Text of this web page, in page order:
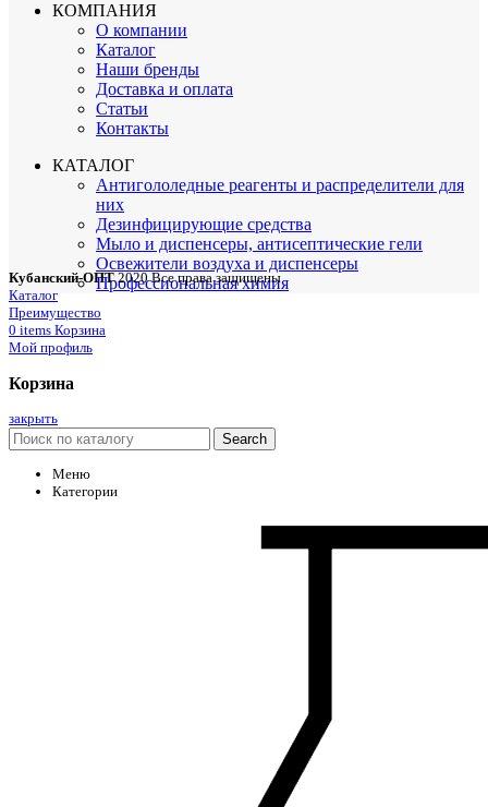
КОМПАНИЯ
О компании
Каталог
Наши бренды
Доставка и оплата
Статьи
Контакты
КАТАЛОГ
Антигололедные реагенты и распределители для
них
Дезинфицирующие средства
Мыло и диспенсеры, антисептические гели
Освежители воздуха и диспенсеры
Профессиональная химия
Кубанский-ОПТ 2020 Все права защищены
Каталог
Преимущество
0 items Корзина
Мой профиль
Корзина
закрыть
Search
Меню
Категории